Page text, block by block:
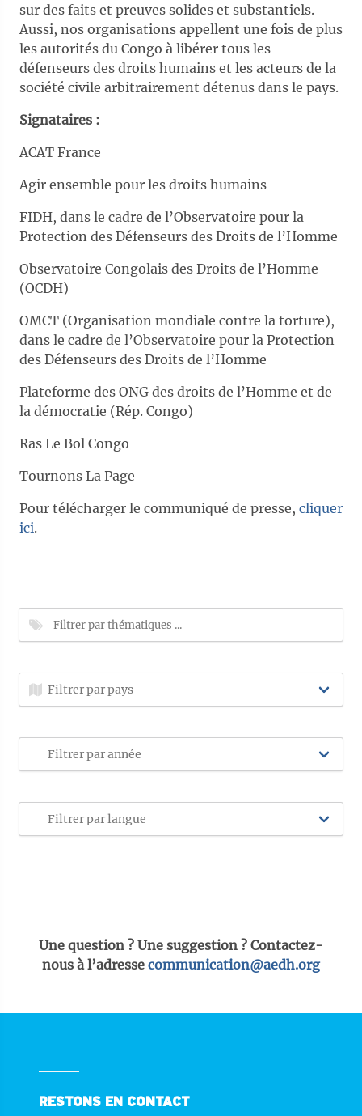
sur des faits et preuves solides et substantiels.
Aussi, nos organisations appellent une fois de plus
les autorités du Congo à libérer tous les
défenseurs des droits humains et les acteurs de la
société civile arbitrairement détenus dans le pays.
Signataires :
ACAT France
Agir ensemble pour les droits humains
FIDH, dans le cadre de l’Observatoire pour la
Protection des Défenseurs des Droits de l’Homme
Observatoire Congolais des Droits de l’Homme
(OCDH)
OMCT (Organisation mondiale contre la torture),
dans le cadre de l’Observatoire pour la Protection
des Défenseurs des Droits de l’Homme
Plateforme des ONG des droits de l’Homme et de
la démocratie (Rép. Congo)
Ras Le Bol Congo
Tournons La Page
Pour télécharger le communiqué de presse, cliquer
ici.
Une question ? Une suggestion ? Contactez-
nous à l’adresse communication@aedh.org
RESTONS EN CONTACT